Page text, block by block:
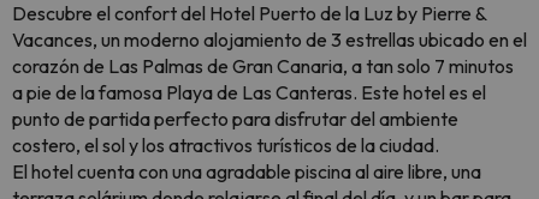
Descubre el confort del Hotel Puerto de la Luz by Pierre &
Vacances, un moderno alojamiento de 3 estrellas ubicado en el
corazón de Las Palmas de Gran Canaria, a tan solo 7 minutos
a pie de la famosa Playa de Las Canteras. Este hotel es el
punto de partida perfecto para disfrutar del ambiente
costero, el sol y los atractivos turísticos de la ciudad.
El hotel cuenta con una agradable piscina al aire libre, una